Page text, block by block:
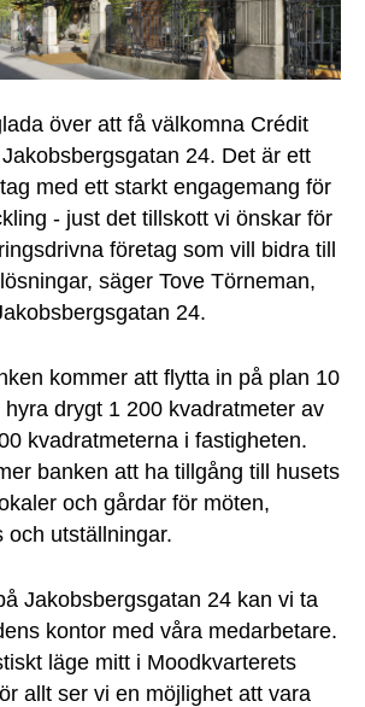
över att få välkomna Crédit
24. Det är ett
med ett starkt engagemang för
- just det tillskott vi önskar för
företag som vill bidra till
säger Tove Törneman,
24.
kommer att flytta in på plan 10
drygt 1 200 kvadratmeter av
kvadratmeterna i fastigheten.
banken att ha tillgång till husets
och gårdar för möten,
och utställningar.
Jakobsbergsgatan 24 kan vi ta
kontor med våra medarbetare.
läge mitt i Moodkvarterets
allt ser vi en möjlighet att vara